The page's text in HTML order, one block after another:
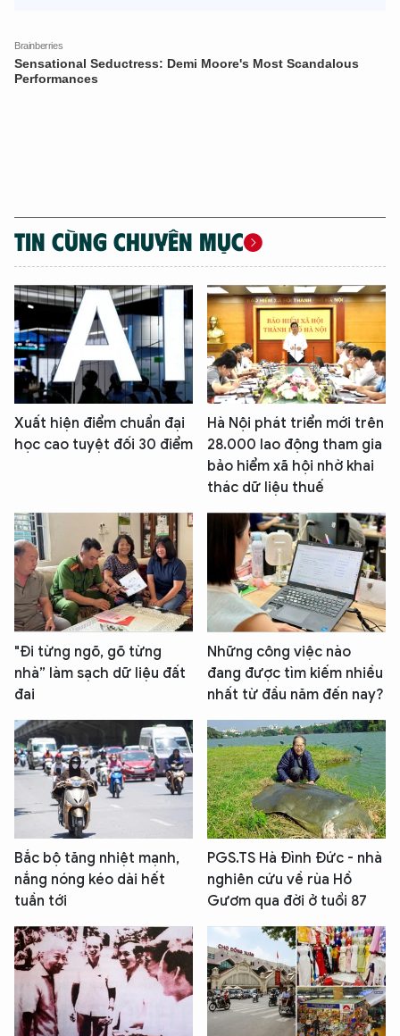
TIN CÙNG CHUYÊN MỤC
Xuất hiện điểm chuẩn đại
học cao tuyệt đối 30 điểm
Hà Nội phát triển mới trên
28.000 lao động tham gia
bảo hiểm xã hội nhờ khai
thác dữ liệu thuế
"Đi từng ngõ, gõ từng
nhà” làm sạch dữ liệu đất
đai
Những công việc nào
đang được tìm kiếm nhiều
nhất từ đầu năm đến nay?
Bắc bộ tăng nhiệt mạnh,
nắng nóng kéo dài hết
tuần tới
PGS.TS Hà Đình Đức - nhà
nghiên cứu về rùa Hồ
Gươm qua đời ở tuổi 87
XIN CHÀO,
TÔI LÀ CHATBOT CỦA
Hãy hỏi tôi bất kỳ điều gì bạn cần biết về
An Ninh Thủ Đô nhé. Tôi sẵn sàng hỗ trợ!